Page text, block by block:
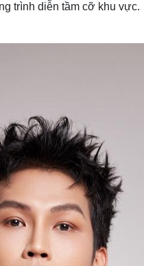
trình diễn tầm cỡ khu vực.